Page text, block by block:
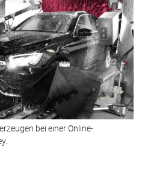
bei einer Online-